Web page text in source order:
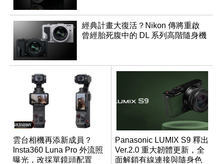
經典計畫大復活？Nikon 傳將重啟
曾經胎死腹中的 DL 系列高階隨身機
雲台相機再添新成員？
Insta360 Luna Pro 外流照
曝光，改採單鏡頭配置
Panasonic LUMIX S9 釋出
Ver.2.0 重大韌體更新，全
面解鎖有線連接與隨身色